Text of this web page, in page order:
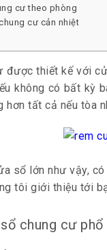
cư theo phòng
cư cản nhiệt
được thiết kế với
không có bất kỳ
hơn tất cả nếu tòa
sổ lớn như vậy,
tôi giới thiệu tới
chung cư phổ